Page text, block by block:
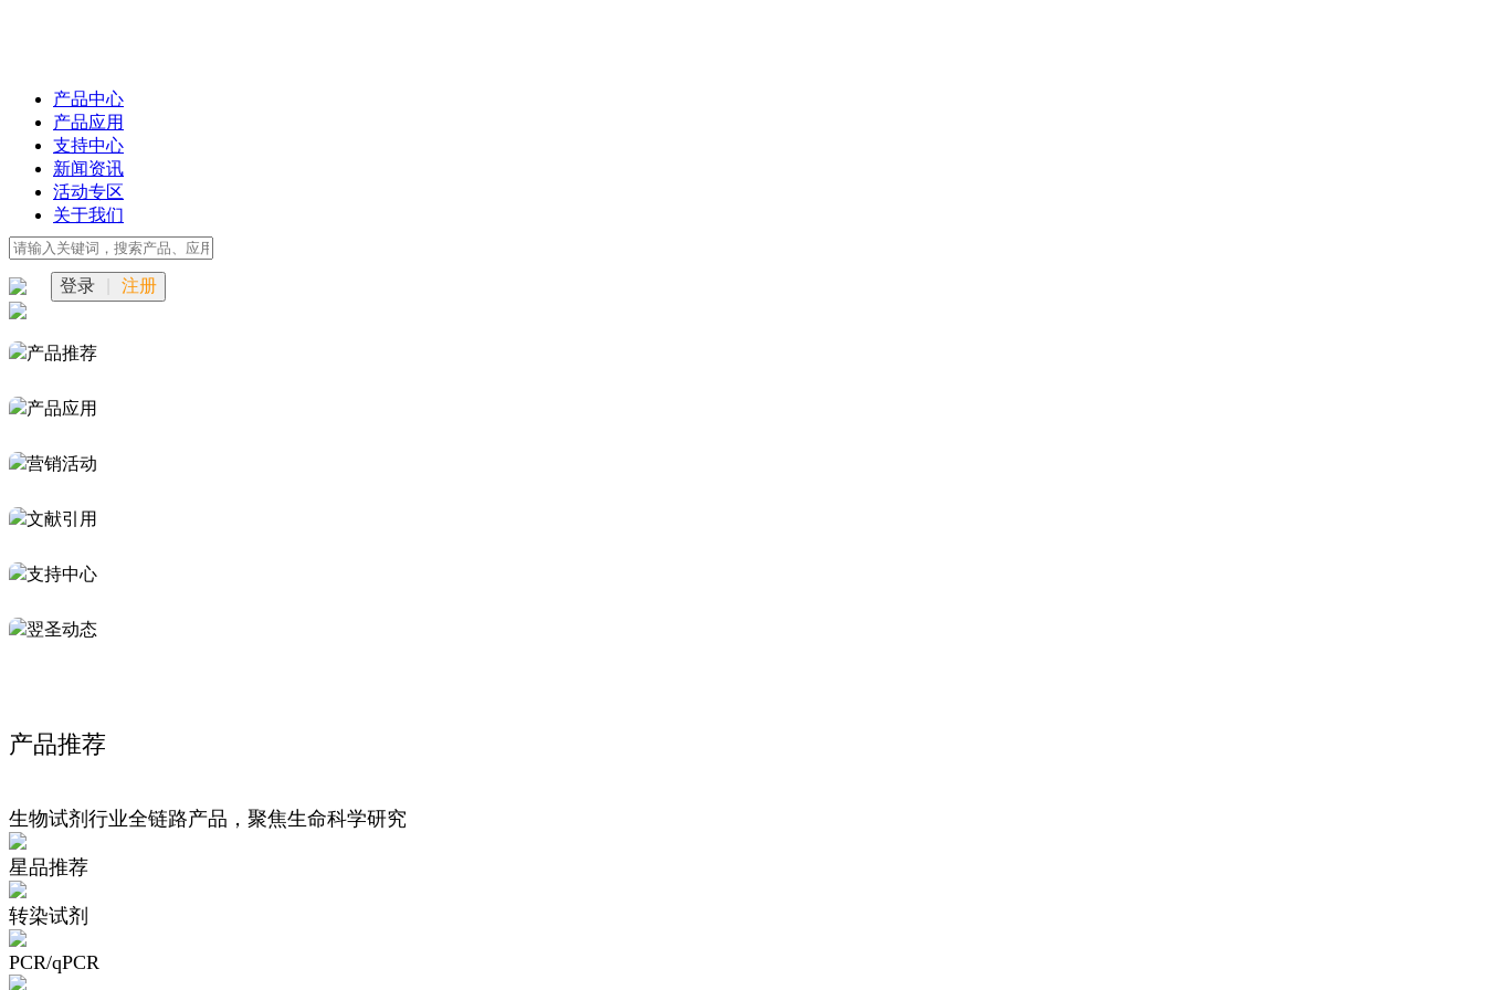
产品中心
产品应用
支持中心
新闻资讯
活动专区
关于我们
登录 注册
产品推荐
产品应用
营销活动
文献引用
支持中心
翌圣动态
产品推荐
生物试剂行业全链路产品，聚焦生命科学研究
星品推荐
转染试剂
PCR/qPCR